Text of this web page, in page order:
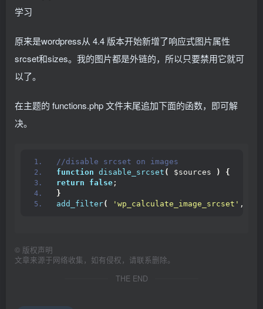
原来是wordpress从 4.4 版本开始新增了响应式图片属性
srcset和sizes。我的图片都是外链的，所以只要禁用它就可
以了。
在主题的 functions.php 文件末尾追加下面的函数，即可解
决。
//disable srcset on images
function disable_srcset ( $sources )
{
return
false;
}
add_filter( 'wp_calculate_image_srcset' ,
© 版权声明
文章来源于网络收集，如有侵权，请联系删除。
THE END